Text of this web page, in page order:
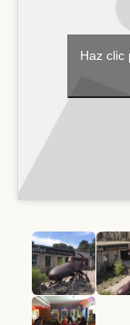
Haz clic